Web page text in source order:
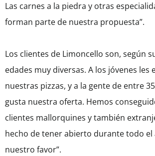
Las carnes a la piedra y otras
forman parte de nuestra propuesta”.
Los clientes de Limoncello son, según
edades muy diversas. A los jóvenes les
nuestras pizzas, y a la gente de entre
gusta nuestra oferta. Hemos
clientes mallorquines y también
hecho de tener abierto durante todo el
nuestro favor”.